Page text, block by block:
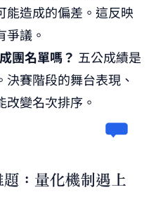
能造成的偏差。這反映
議。
團名單嗎？ 五公成績是
賽階段的舞台表現、
變名次排序。